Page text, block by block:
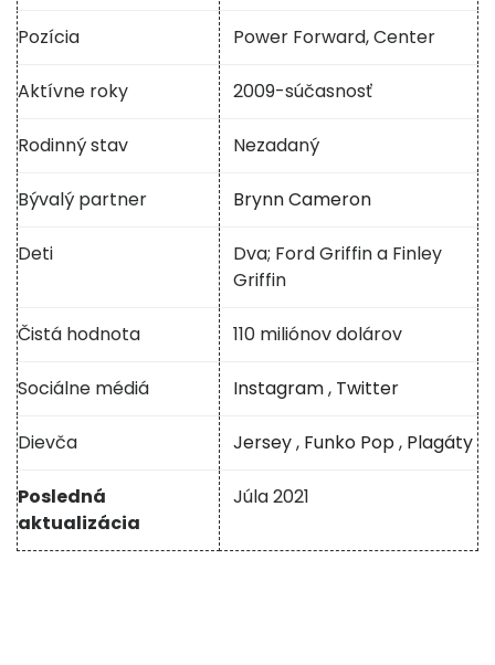
Pozícia Power Forward, Center
Aktívne roky 2009-súčasnosť
Rodinný stav Nezadaný
Bývalý partner Brynn Cameron
Deti
Dva; Ford Griffin a Finley
Griffin
Čistá hodnota 110 miliónov dolárov
Sociálne médiá Instagram, Twitter
Dievča Jersey, Funko Pop, Plagáty
Posledná
aktualizácia
Júla 2021